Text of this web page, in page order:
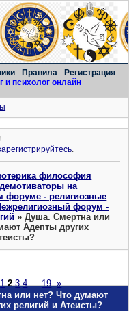
Правила
Регистрация
и психолог онлайн
.
философия
на
форуме - религиозные
форум -
»Душа. Смертна или
Адепты других
или нет? Что думают
религий и Атеисты?
1 2 3 4 … 19 »